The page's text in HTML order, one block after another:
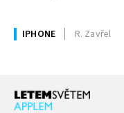
IPHONE R. Zavřel